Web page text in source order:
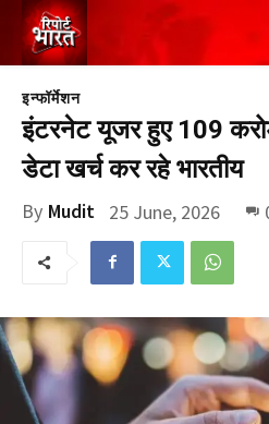
इन्फॉर्मेशन
इंटरनेट यूजर हुए 109
डेटा खर्च कर रहे भारतीय
By Mudit 25 June, 2026